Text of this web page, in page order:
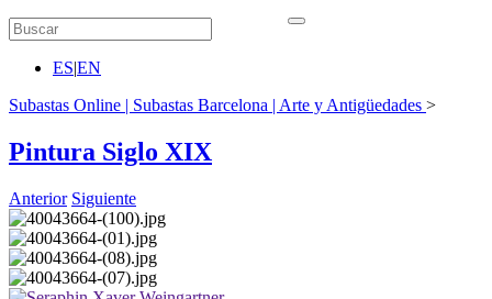
ES|EN
Subastas Online | Subastas Barcelona | Arte y Antigüedades >
Pintura Siglo XIX
Anterior Siguiente